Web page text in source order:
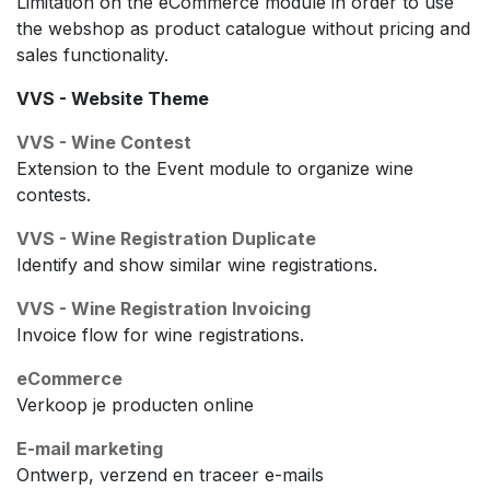
the webshop as product catalogue without pricing and
sales functionality.
VVS - Website Theme
VVS - Wine Contest
Extension to the Event module to organize wine
contests.
VVS - Wine Registration Duplicate
Identify and show similar wine registrations.
VVS - Wine Registration Invoicing
Invoice flow for wine registrations.
eCommerce
Verkoop je producten online
E-mail marketing
Ontwerp, verzend en traceer e-mails